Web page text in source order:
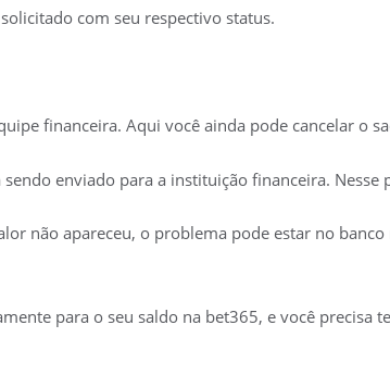
com seu respectivo status.
financeira. Aqui você ainda pode cancelar o
enviado para a instituição financeira. Nesse
não apareceu, o problema pode estar no banco
para o seu saldo na bet365, e você precisa